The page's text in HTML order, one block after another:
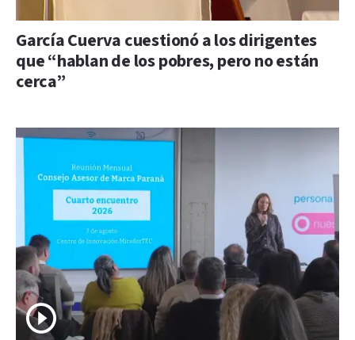
García Cuerva cuestionó a los dirigentes
que “hablan de los pobres, pero no están
cerca”